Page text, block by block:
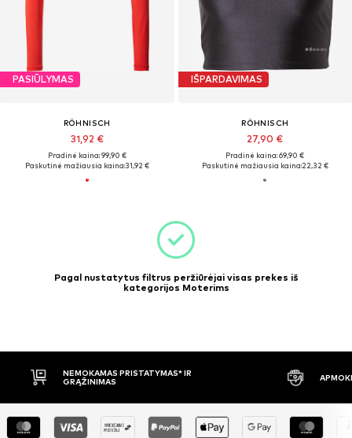
PASIŪLYMAS
RÖHNISCH
31,92 €
Pradinė kaina: 99,90 €
Paskutinė mažiausia kaina:31,92 €
IŠPARDAVIMAS
RÖHNISCH
27,90 €
Pradinė kaina: 69,90 €
Paskutinė mažiausia kaina:22,32 €
Pagal nustatytus filtrus peržiūrėjai visas prekes iš
kategorijos Moterims
NEMOKAMAS PRISTATYMAS* IR
GRĄŽINIMAS